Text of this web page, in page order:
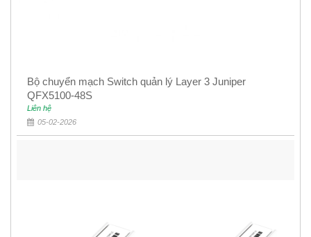
Bộ chuyển mạch Switch quản lý Layer 3 Juniper
QFX5100-48S
Liên hệ
05-02-2026